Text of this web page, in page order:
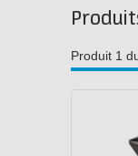
Produit 1